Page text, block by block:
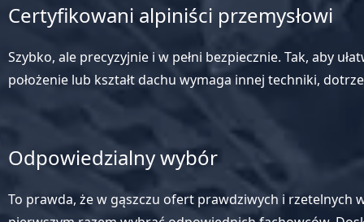
Certyfikowani alpiniści przemysłowi
Szybko, ale precyzyjnie i w pełni bezpiecznie. Tak, aby
położenie lub kształt dachu wymaga innej techniki,
Odpowiedzialny wybór
To prawda, że w gąszczu ofert prawdziwych i rzetelnych